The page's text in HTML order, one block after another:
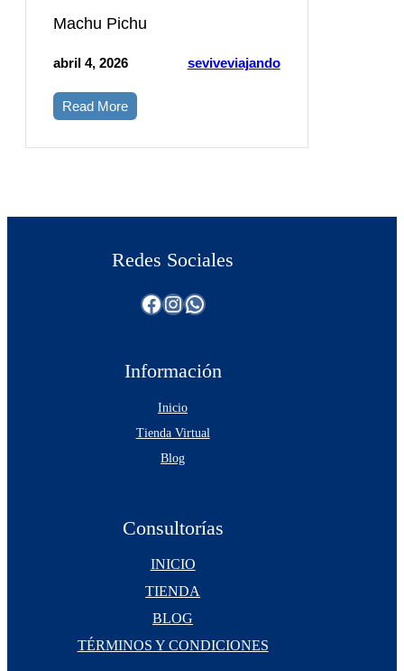
Machu Pichu
abril 4, 2026 seviveviajando
Read More
Redes Sociales
Facebook InstagramWhatsApp
Información
Inicio
Tienda Virtual
Blog
Consultorías
INICIO
TIENDA
BLOG
TÉRMINOS Y CONDICIONES